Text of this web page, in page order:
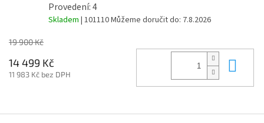
Provedení: 4
Skladem | 101110Můžeme doručit do: 7.8.2026
19 900 Kč
14 499 Kč
11 983 Kč bez DPH